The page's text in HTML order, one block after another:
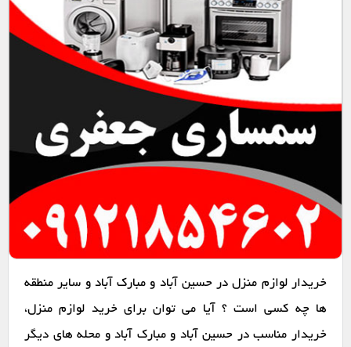
خریدار لوازم منزل در حسین آباد و مبارک آباد و سایر منطقه
ها چه کسی است ؟ آیا می توان برای خرید لوازم منزل،
خریدار مناسب در حسین آباد و مبارک آباد و محله های دیگر